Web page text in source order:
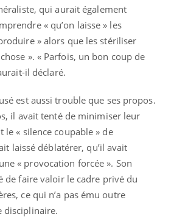
qui aurait également
« qu’on laisse » les
» alors que les stériliser
». « Parfois, un bon coup de
il déclaré.
est aussi trouble que ses propos.
il avait tenté de minimiser leur
le « silence coupable » de
laissé déblatérer, qu’il avait
« provocation forcée ». Son
de faire valoir le cadre privé du
ce qui n’a pas ému outre
disciplinaire.